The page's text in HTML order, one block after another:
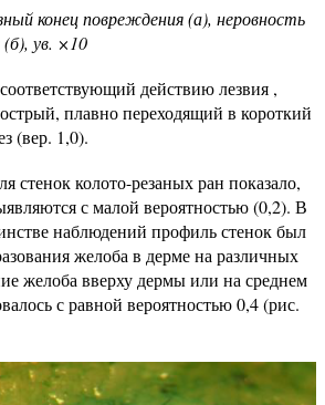
конец повреждения (а), неровность
(б), ув. ×10
действию лезвия ,
плавно переходящий в короткий
(вер. 1,0).
стенок колото-резаных ран показало,
с малой вероятностью (0,2). В
наблюдений профиль стенок был
желоба в дерме на различных
желоба вверху дермы или на среднем
с равной вероятностью 0,4 (рис.